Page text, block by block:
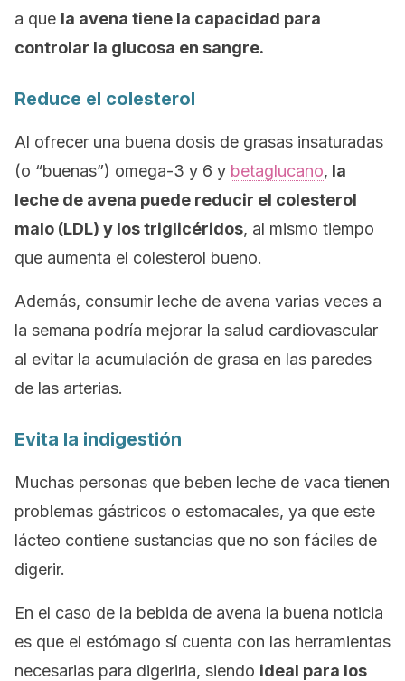
a que la avena tiene la capacidad para
controlar la glucosa en sangre.
Reduce el colesterol
Al ofrecer una buena dosis de grasas insaturadas
(o “buenas”) omega-3 y 6 y betaglucano, la
leche de avena puede reducir el colesterol
malo (LDL) y los triglicéridos, al mismo tiempo
que aumenta el colesterol bueno.
Además, consumir leche de avena varias veces a
la semana podría mejorar la salud cardiovascular
al evitar la acumulación de grasa en las paredes
de las arterias.
Evita la indigestión
Muchas personas que beben leche de vaca tienen
problemas gástricos o estomacales, ya que este
lácteo contiene sustancias que no son fáciles de
digerir.
En el caso de la bebida de avena la buena noticia
es que el estómago sí cuenta con las herramientas
necesarias para digerirla, siendo ideal para los